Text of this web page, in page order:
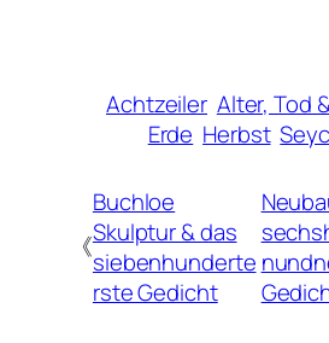
Achtzeiler Alter, Tod
Erde Herbst
《
Buchloe
Skulptur & das
siebenhunderte
rste Gedicht